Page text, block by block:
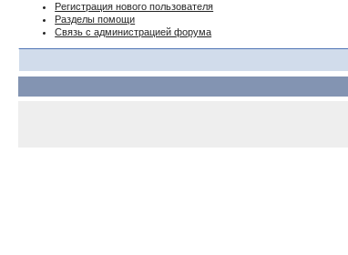
Регистрация нового пользователя
Разделы помощи
Связь с администрацией форума